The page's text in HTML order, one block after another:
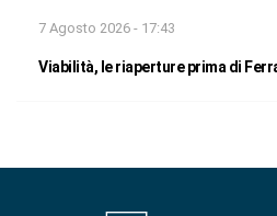
7 Agosto 2026 - 17:43
Viabilità, le riaperture prima di